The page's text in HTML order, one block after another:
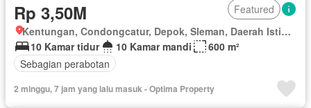
Rp 3,50M
Featured
Kentungan, Condongcatur, Depok, Sleman, Daerah Istimewa Yogyakarta
10 Kamar tidur
10 Kamar mandi
600 m²
Sebagian perabotan
2 minggu, 7 jam yang lalu masuk - Optima Property